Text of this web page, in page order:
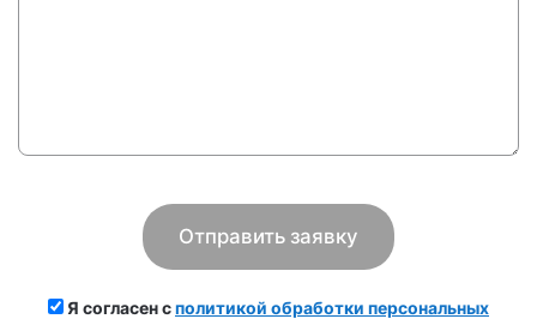
Я согласен сполитикой обработки персональных